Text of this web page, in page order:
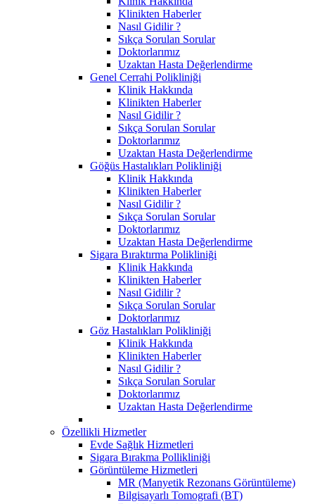
Klinikten Haberler
Nasıl Gidilir ?
Sıkça Sorulan Sorular
Doktorlarımız
Uzaktan Hasta Değerlendirme
Genel Cerrahi Polikliniği
Klinik Hakkında
Klinikten Haberler
Nasıl Gidilir ?
Sıkça Sorulan Sorular
Doktorlarımız
Uzaktan Hasta Değerlendirme
Göğüs Hastalıkları Polikliniği
Klinik Hakkında
Klinikten Haberler
Nasıl Gidilir ?
Sıkça Sorulan Sorular
Doktorlarımız
Uzaktan Hasta Değerlendirme
Sigara Bıraktırma Polikliniği
Klinik Hakkında
Klinikten Haberler
Nasıl Gidilir ?
Sıkça Sorulan Sorular
Doktorlarımız
Göz Hastalıkları Polikliniği
Klinik Hakkında
Klinikten Haberler
Nasıl Gidilir ?
Sıkça Sorulan Sorular
Doktorlarımız
Uzaktan Hasta Değerlendirme
Özellikli Hizmetler
Evde Sağlık Hizmetleri
Sigara Bırakma Pollikliniği
Görüntüleme Hizmetleri
MR (Manyetik Rezonans Görüntüleme)
Bilgisayarlı Tomografi (BT)